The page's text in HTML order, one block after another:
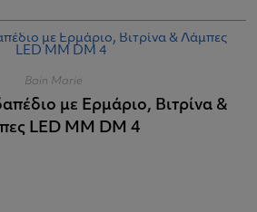
Bain Marie
με Ερμάριο, Βιτρίνα &
LED MM DM 4